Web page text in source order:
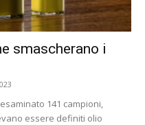
smascherano i
141 campioni,
essere definiti olio